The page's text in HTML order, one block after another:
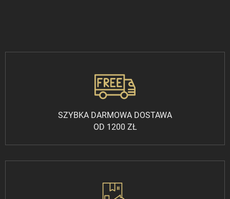
SZYBKA DARMOWA DOSTAWA
OD 1200 ZŁ